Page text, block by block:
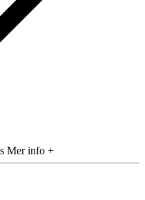
Mer info +